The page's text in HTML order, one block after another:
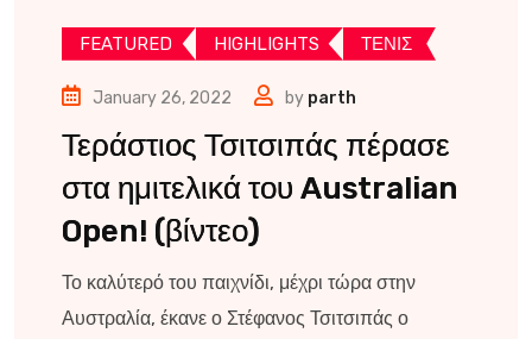
FEATURED HIGHLIGHTS ΤΕΝΙΣ
January 26, 2022 by parth
Τεράστιος Τσιτσιπάς πέρασε
στα ημιτελικά του Australian
Open! (βίντεο)
Το καλύτερό του παιχνίδι, μέχρι τώρα στην
Αυστραλία, έκανε ο Στέφανος Τσιτσιπάς ο